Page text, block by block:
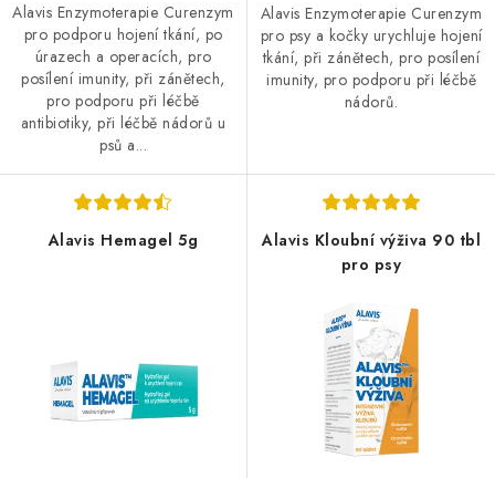
Alavis Enzymoterapie Curenzym
pro podporu hojení tkání, po
úrazech a operacích, pro
posílení imunity, při zánětech,
pro podporu při léčbě
antibiotiky, při léčbě nádorů u
psů a...
Alavis Enzymoterapie Curenzym
pro psy a kočky urychluje hojení
tkání, při zánětech, pro posílení
imunity, pro podporu při léčbě
nádorů.
Alavis Hemagel 5g
Alavis Kloubní výživa 90 tbl
pro psy